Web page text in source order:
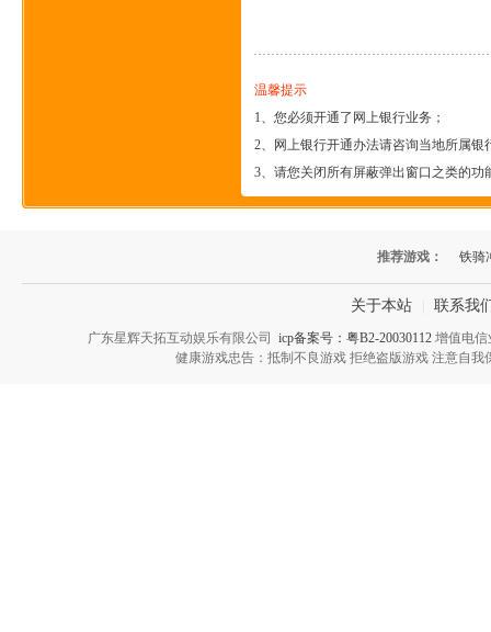
温馨提示
1、您必须开通了网上银行业务；
2、网上银行开通办法请咨询当地所属银
3、请您关闭所有屏蔽弹出窗口之类的
推荐游戏： 铁骑
关于本站 联系我
广东星辉天拓互动娱乐有限公司 icp备案号：粤B2-20030112 增值电信
健康游戏忠告：抵制不良游戏 拒绝盗版游戏 注意自